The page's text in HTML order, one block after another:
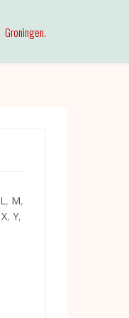
Groningen.
L, M,
X, Y,